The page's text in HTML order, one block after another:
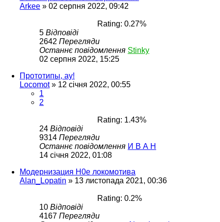
Arkee » 02 серпня 2022, 09:42
Rating: 0.27%
5 Відповіді
2642 Перегляди
Останнє повідомлення Stinky
02 серпня 2022, 15:25
Прототипы, ау!
Locomot» 12 січня 2022, 00:55
1
2
Rating: 1.43%
24 Відповіді
9314 Перегляди
Останнє повідомлення И В А Н
14 січня 2022, 01:08
Модернизация H0e локомотива
Alan_Lopatin » 13 листопада 2021, 00:36
Rating: 0.2%
10 Відповіді
4167 Перегляди